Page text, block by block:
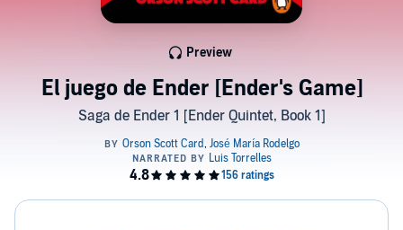
El juego de Ender [Ender's Game]
Saga de Ender 1 [Ender Quintet, Book 1]
Preview